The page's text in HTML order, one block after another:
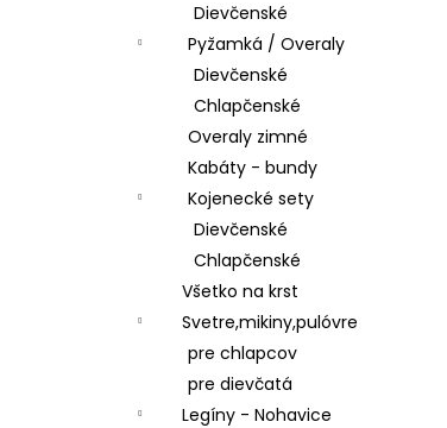
Dievčenské
Pyžamká / Overaly
Dievčenské
Chlapčenské
Overaly zimné
Kabáty - bundy
Kojenecké sety
Dievčenské
Chlapčenské
Všetko na krst
Svetre,mikiny,pulóvre
pre chlapcov
pre dievčatá
Legíny - Nohavice